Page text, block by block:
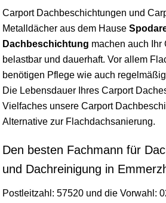
Carport Dachbeschichtungen und
Metalldächer aus dem Hause
Dachbeschichtung machen auch Ihr
belastbar und dauerhaft. Vor allem
benötigen Pflege wie auch
Die Lebensdauer Ihres Carport
Vielfaches unsere Carport
Alternative zur Flachdachsanierung.
Den besten Fachmann für
und Dachreinigung in
Postleitzahl: 57520 und die Vorwahl: